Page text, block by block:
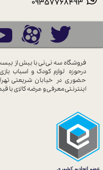
فروشگاه سه نی نی با بیش از
درحوزه لوازم کودک و اسباب
حضوری در خیابان شریعتی
اینترنتی معرفی و عرضه کالای با